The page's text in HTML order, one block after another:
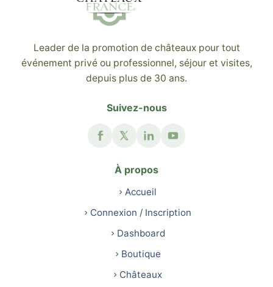
Leader de la promotion de châteaux pour tout
événement privé ou professionnel, séjour et visites,
depuis plus de 30 ans.
Suivez-nous
À propos
Accueil
Connexion / Inscription
Dashboard
Boutique
Châteaux